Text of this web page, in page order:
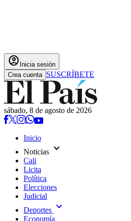
account_circle Inicia sesión
Crea cuenta SUSCRÍBETE
sábado, 8 de agosto de 2026
Inicio
Noticias expand_more
Cali
Licita
Política
Elecciones
Judicial
Deportes expand_more
Economía